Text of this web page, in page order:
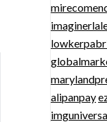
alipanpay